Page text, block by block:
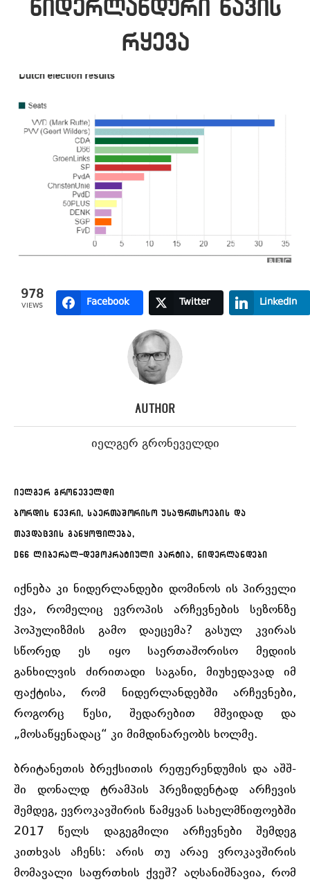
ნიდერლანდური ნავის
რყევა
978
VIEWS Facebook Twitter LinkedIn
Author
იელგერ გრონეველდი
იელგერ გრონეველდი
ბორდის წევრი, საერთაშორისო უსაფრთხოების და
თავდაცვის განყოფილება,
D66 ლიბერალ-დემოკრატიული პარტია, ნიდერლანდები
იქნება კი ნიდერლანდები დომინოს ის პირველი
ქვა, რომელიც ევროპის არჩევნების სეზონზე
პოპულიზმის გამო დაეცემა? გასულ კვირას
სწორედ ეს იყო საერთაშორისო მედიის
განხილვის ძირითადი საგანი, მიუხედავად იმ
ფაქტისა, რომ ნიდერლანდებში არჩევნები,
როგორც წესი, შედარებით მშვიდად და
„მოსაწყენადაც“ კი მიმდინარეობს ხოლმე.
ბრიტანეთის ბრექსითის რეფერენდუმის და აშშ-
ში დონალდ ტრამპის პრეზიდენტად არჩევის
შემდეგ, ევროკავშირის წამყვან სახელმწიფოებში
2017 წელს დაგეგმილი არჩევნები შემდეგ
კითხვას აჩენს: არის თუ არაე ვროკავშირის
მომავალი საფრთხის ქვეშ? აღსანიშნავია, რომ